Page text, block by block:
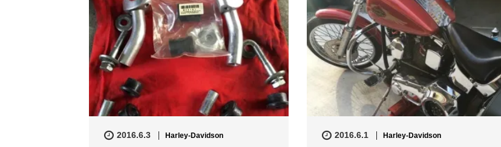
2016.6.3 Harley-Davidson 2016.6.1 Harley-Davidson